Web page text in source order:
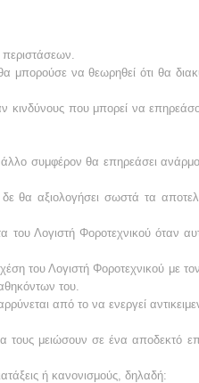
μπορούσε να θεωρηθεί ότι θα
κινδύνους που μπορεί να
άλλο συμφέρον θα επηρεάσει
δε θα αξιολογήσει σωστά τα
του Λογιστή Φοροτεχνικού όταν
του Λογιστή Φοροτεχνικού με
του.
από το να ενεργεί
τους μειώσουν σε ένα αποδεκτό
ή κανονισμούς, δηλαδή: